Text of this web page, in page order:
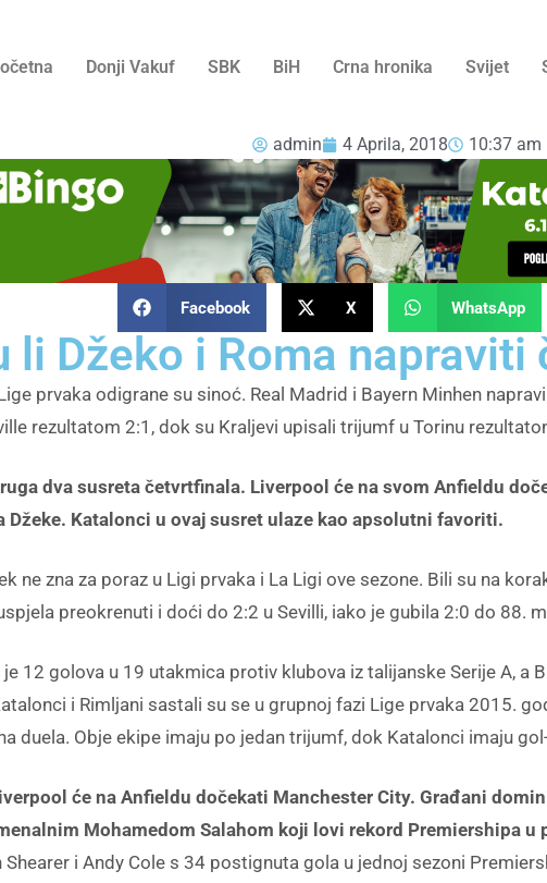
Donji Vakuf SBK BiH Crna hronika Svijet
admin 4 Aprila, 2018 10:37 am
Facebook X WhatsApp
li Džeko i Roma napraviti
prvaka odigrane su sinoć. Real Madrid i Bayern Minhen
rezultatom 2:1, dok su Kraljevi upisali trijumf u Torinu
dva susreta četvrtfinala. Liverpool će na svom Anfieldu
Džeke. Katalonci u ovaj susret ulaze kao apsolutni favoriti.
ne zna za poraz u Ligi prvaka i La Ligi ove sezone. Bili su na
preokrenuti i doći do 2:2 u Sevilli, iako je gubila 2:0 do 88.
12 golova u 19 utakmica protiv klubova iz talijanske Serije A, a
i Rimljani sastali su se u grupnoj fazi Lige prvaka 2015.
duela. Obje ekipe imaju po jedan trijumf, dok Katalonci imaju
će na Anfieldu dočekati Manchester City. Građani
Mohamedom Salahom koji lovi rekord Premiershipa u
i Andy Cole s 34 postignuta gola u jednoj sezoni